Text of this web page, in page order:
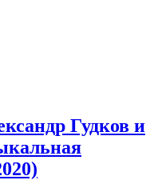
Гудков и